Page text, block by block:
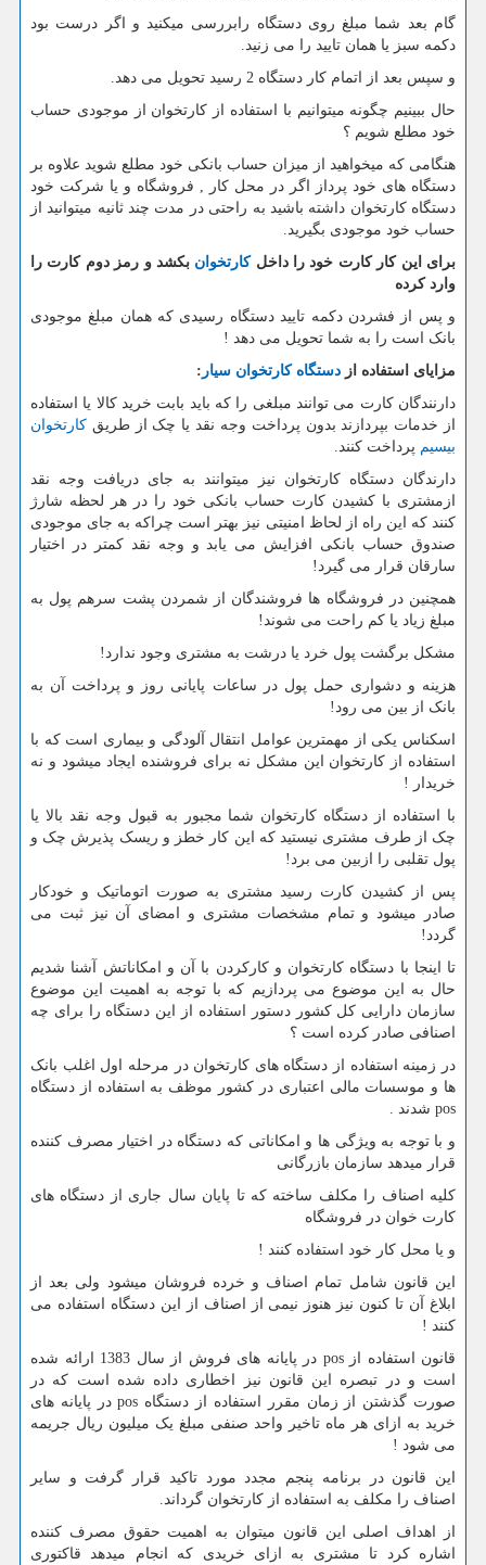
گام بعد شما مبلغ روی دستگاه رابررسی میکنید و اگر درست بود
دکمه سبز یا همان تایید را می زنید.
و سپس بعد از اتمام کار دستگاه 2 رسید تحویل می دهد.
حال ببینیم چگونه میتوانیم با استفاده از کارتخوان از موجودی حساب
خود مطلع شویم ؟
هنگامی که میخواهید از میزان حساب بانکی خود مطلع شوید علاوه بر
دستگاه های خود پرداز اگر در محل کار , فروشگاه و یا شرکت خود
دستگاه کارتخوان داشته باشید به راحتی در مدت چند ثانیه میتوانید از
حساب خود موجودی بگیرید.
برای این کار کارت خود را داخلکارتخوان بکشد و رمز دوم کارت را
وارد کرده
و پس از فشردن دکمه تایید دستگاه رسیدی که همان مبلغ موجودی
بانک است را به شما تحویل می دهد !
مزایای استفاده از دستگاه کارتخوان سیار :
دارنندگان کارت می توانند مبلغی را که باید بابت خرید کالا یا استفاده
از خدمات بپردازند بدون پرداخت وجه نقد یا چک از طریق کارتخوان
بیسیم پرداخت کنند.
دارندگان دستگاه کارتخوان نیز میتوانند به جای دریافت وجه نقد
ازمشتری با کشیدن کارت حساب بانکی خود را در هر لحظه شارژ
کنند که این راه از لحاظ امنیتی نیز بهتر است چراکه به جای موجودی
صندوق حساب بانکی افزایش می یابد و وجه نقد کمتر در اختیار
سارقان قرار می گیرد!
همچنین در فروشگاه ها فروشندگان از شمردن پشت سرهم پول به
مبلغ زیاد یا کم راحت می شوند!
مشکل برگشت پول خرد یا درشت به مشتری وجود ندارد!
هزینه و دشواری حمل پول در ساعات پایانی روز و پرداخت آن به
بانک از بین می رود!
اسکناس یکی از مهمترین عوامل انتقال آلودگی و بیماری است که با
استفاده از کارتخوان این مشکل نه برای فروشنده ایجاد میشود و نه
خریدار !
با استفاده از دستگاه کارتخوان شما مجبور به قبول وجه نقد بالا یا
چک از طرف مشتری نیستید که این کار خطز و ریسک پذیرش چک و
پول تقلبی را ازبین می برد!
پس از کشیدن کارت رسید مشتری به صورت اتوماتیک و خودکار
صادر میشود و تمام مشخصات مشتری و امضای آن نیز ثبت می
گردد!
تا اینجا با دستگاه کارتخوان و کارکردن با آن و امکاناتش آشنا شدیم
حال به این موضوع می پردازیم که با توجه به اهمیت این موضوع
سازمان دارایی کل کشور دستور استفاده از این دستگاه را برای چه
اصنافی صادر کرده است ؟
در زمینه استفاده از دستگاه های کارتخوان در مرحله اول اغلب بانک
ها و موسسات مالی اعتباری در کشور موظف به استفاده از دستگاه
pos شدند .
و با توجه به ویژگی ها و امکاناتی که دستگاه در اختیار مصرف کننده
قرار میدهد سازمان بازرگانی
کلیه اصناف را مکلف ساخته که تا پایان سال جاری از دستگاه های
کارت خوان در فروشگاه
و یا محل کار خود استفاده کنند !
این قانون شامل تمام اصناف و خرده فروشان میشود ولی بعد از
ابلاغ آن تا کنون نیز هنوز نیمی از اصناف از این دستگاه استفاده می
کنند !
قانون استفاده ازpos
در پایانه های فروش از سال 1383 ارائه شده
است و در تبصره این قانون نیز اخطاری داده شده است که در
صورت گذشتن از زمان مقرر استفاده از دستگاه posدر پایانه های
خرید به ازای هر ماه تاخیر واحد صنفی مبلغ یک میلیون ریال جریمه
می شود !
این قانون در برنامه پنجم مجدد مورد تاکید قرار گرفت و سایر
اصناف را مکلف به استفاده از کارتخوان گرداند.
از اهداف اصلی این قانون میتوان به اهمیت حقوق مصرف کننده
اشاره کرد تا مشتری به ازای خریدی که انجام میدهد قاکتوری